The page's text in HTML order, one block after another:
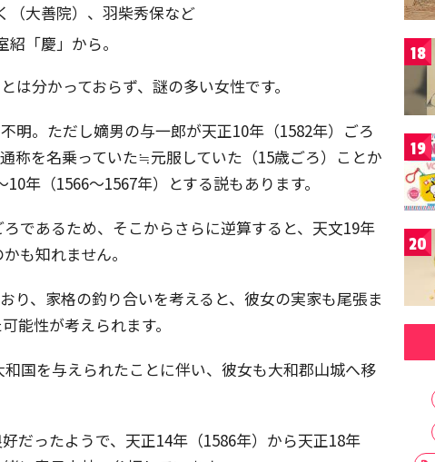
（大善院）、羽柴秀保など
「慶」から。
は分かっておらず、謎の多い女性です。
明。ただし嫡男の与一郎が天正10年（1582年）ごろ
称を名乗っていた≒元服していた（15歳ごろ）ことか
年（1566～1567年）とする説もあります。
であるため、そこからさらに逆算すると、天文19年
も知れません。
り、家格の釣り合いを考えると、彼女の実家も尾張ま
能性が考えられます。
国を与えられたことに伴い、彼女も大和郡山城へ移
だったようで、天正14年（1586年）から天正18年
18
19
20